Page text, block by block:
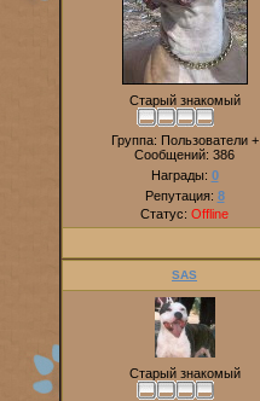
Старый знакомый
Группа: Пользователи +
Сообщений: 386
Награды: 0
Репутация: 8
Статус: Offline
SAS
Старый знакомый